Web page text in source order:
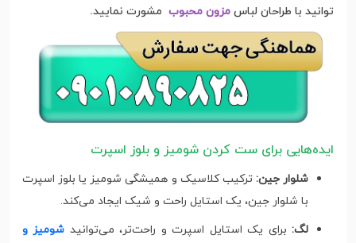
توانید با طراحان لباس مزون محبوب مشورت نمایید.
ایده‌هایی برای ست کردن شومیز و بلوز اسپرت
شلوار جین: ترکیب کلاسیک و همیشگی شومیز یا بلوز اسپرت
با شلوار جین، یک استایل راحت و شیک ایجاد می‌کند.
لگ: برای یک استایل اسپرت و راحت‌تر، می‌توانید شومیز و